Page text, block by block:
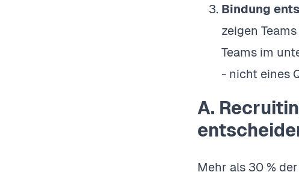
Bindung
zeigen
Teams im
- nicht eines
A.
Mehr als 30 %